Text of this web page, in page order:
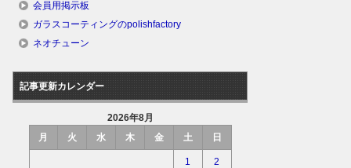
会員用掲示板
ガラスコーティングのpolishfactory
ネオチューン
記事更新カレンダー
2026年8月
月
火 水 木 金 土 日
1 2